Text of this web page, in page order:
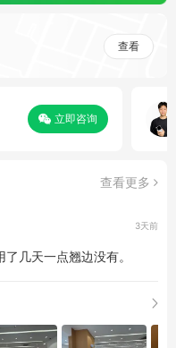
查看
立即咨询
查看更多
3天前
几天一点翘边没有。